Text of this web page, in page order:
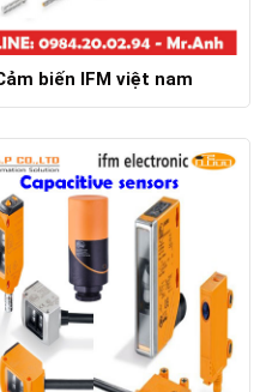
biến IFM việt nam
Chi tiết